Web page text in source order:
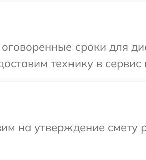
сроки для
технику в сервис
на утверждение смету